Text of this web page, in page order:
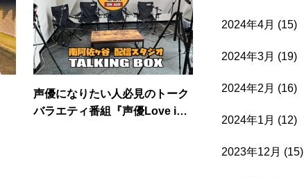
声優になりたい人必見のトーク
バラエティ番組『声優Love in
2024年4月 (15)
2024年3月 (19)
2024年2月 (16)
2024年1月 (12)
2023年12月 (15)